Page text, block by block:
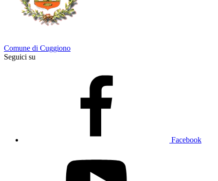
Comune di Cuggiono
Seguici su
Facebook